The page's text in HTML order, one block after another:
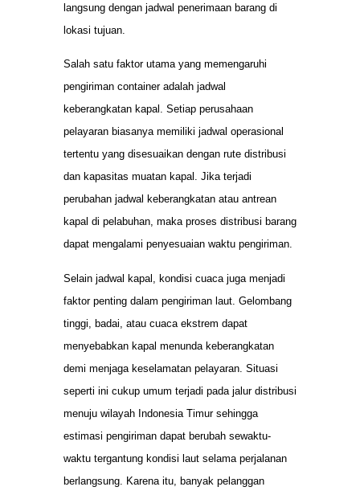
langsung dengan jadwal penerimaan barang di
lokasi tujuan.
Salah satu faktor utama yang memengaruhi
pengiriman container adalah jadwal
keberangkatan kapal. Setiap perusahaan
pelayaran biasanya memiliki jadwal operasional
tertentu yang disesuaikan dengan rute distribusi
dan kapasitas muatan kapal. Jika terjadi
perubahan jadwal keberangkatan atau antrean
kapal di pelabuhan, maka proses distribusi barang
dapat mengalami penyesuaian waktu pengiriman.
Selain jadwal kapal, kondisi cuaca juga menjadi
faktor penting dalam pengiriman laut. Gelombang
tinggi, badai, atau cuaca ekstrem dapat
menyebabkan kapal menunda keberangkatan
demi menjaga keselamatan pelayaran. Situasi
seperti ini cukup umum terjadi pada jalur distribusi
menuju wilayah Indonesia Timur sehingga
estimasi pengiriman dapat berubah sewaktu-
waktu tergantung kondisi laut selama perjalanan
berlangsung. Karena itu, banyak pelanggan